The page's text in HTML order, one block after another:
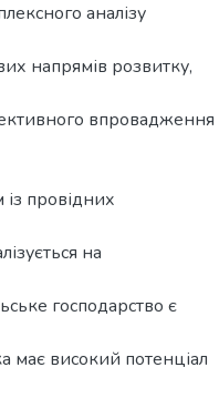
аналізу
напрямів розвитку,
впровадження
провідних
на
господарство є
має високий потенціал